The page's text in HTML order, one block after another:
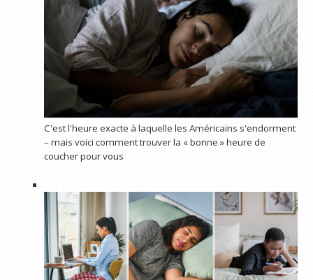
C'est l'heure exacte à laquelle les Américains s'endorment
– ​​mais voici comment trouver la « bonne » heure de
coucher pour vous